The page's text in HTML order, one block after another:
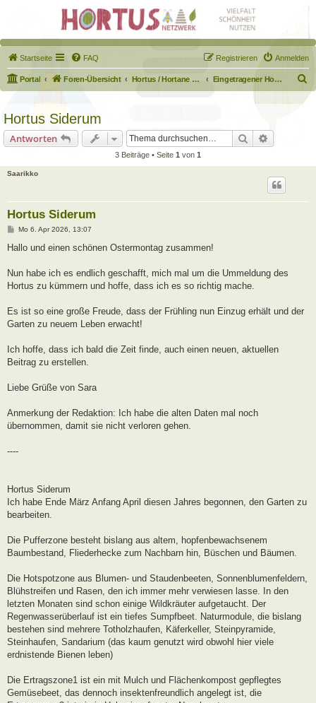
Startseite FAQ Anmelden
Registrieren
Portal Foren-Übersicht Hortus / Hortane Habitate / Garten auf dem Weg Eingetragener Hortus - Mein Hortus und ich!
u
Hortus Siderum
Antworten Suche
3 Beiträge • Seite 1 von 1
Saarikko
Hortus Siderum
B
i
a
Mo 6. Apr 2026, 13:07
Hallo und einen schönen Ostermontag zusammen!
Nun habe ich es endlich geschafft, mich mal um die Ummeldung des
Hortus zu kümmern und hoffe, dass ich es so richtig mache.
Es ist so eine große Freude, dass der Frühling nun Einzug erhält und der
Garten zu neuem Leben erwacht!
Ich hoffe, dass ich bald die Zeit finde, auch einen neuen, aktuellen
Beitrag zu erstellen.
Liebe Grüße von Sara
Anmerkung der Redaktion: Ich habe die alten Daten mal noch
übernommen, damit sie nicht verloren gehen.
----
Hortus Siderum
Ich habe Ende März Anfang April diesen Jahres begonnen, den Garten zu
bearbeiten.
Die Pufferzone besteht bislang aus altem, hopfenbewachsenem
Baumbestand, Fliederhecke zum Nachbarn hin, Büschen und Bäumen.
Die Hotspotzone aus Blumen- und Staudenbeeten, Sonnenblumenfeldern,
Blühstreifen und Rasen, den ich immer mehr verwiesen lasse. In den
letzten Monaten sind schon einige Wildkräuter aufgetaucht. Der
Regenwasserüberlauf ist ein tiefes Sumpfbeet. Naturmodule, die bislang
bestehen sind mehrere Totholzhaufen, Käferkeller, Steinpyramide,
Steinhaufen, Sandarium (das kaum genutzt wird obwohl hier viele
erdnistende Bienen leben)
Die Ertragszone1 ist ein mit Mulch und Flächenkompost gepflegtes
Gemüsebeet, das dennoch insektenfreundlich angelegt ist, die